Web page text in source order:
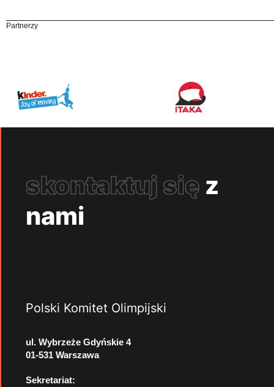
Partnerzy
skontaktuj się z
nami
Polski Komitet Olimpijski
ul. Wybrzeże Gdyńskie 4
01-531 Warszawa
Sekretariat: